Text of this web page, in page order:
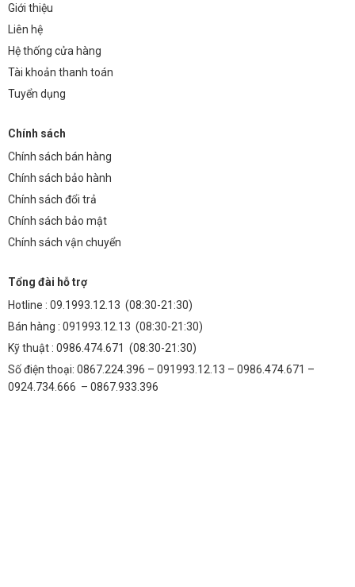
Giới thiệu
Liên hệ
Hệ thống cửa hàng
Tài khoản thanh toán
Tuyển dụng
Chính sách
Chính sách bán hàng
Chính sách bảo hành
Chính sách đổi trả
Chính sách bảo mật
Chính sách vận chuyển
Tổng đài hỗ trợ
Hotline : 09.1993.12.13 (08:30-21:30)
Bán hàng : 091993.12.13 (08:30-21:30)
Kỹ thuật : 0986.474.671 (08:30-21:30)
Số điện thoại: 0867.224.396 – 091993.12.13 – 0986.474.671 –
0924.734.666 – 0867.933.396